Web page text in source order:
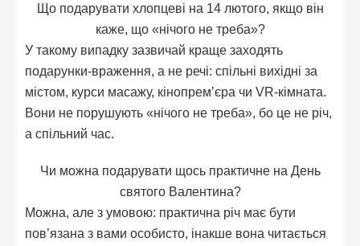
Що подарувати хлопцеві на 14 лютого, якщо він
каже, що «нічого не треба»?
У такому випадку зазвичай краще заходять
подарунки-враження, а не речі: спільні вихідні за
містом, курси масажу, кінопрем’єра чи VR-кімната.
Вони не порушують «нічого не треба», бо це не річ,
а спільний час.
Чи можна подарувати щось практичне на День
святого Валентина?
Можна, але з умовою: практична річ має бути
пов’язана з вами особисто, інакше вона читається